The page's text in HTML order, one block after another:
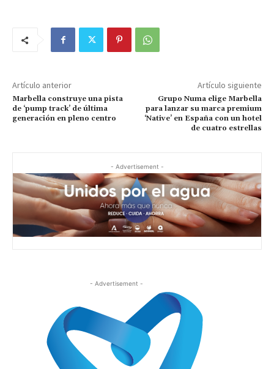
Artículo anterior
Marbella construye una pista
de ‘pump track’ de última
generación en pleno centro
Artículo siguiente
Grupo Numa elige Marbella
para lanzar su marca premium
‘Native’ en España con un hotel
de cuatro estrellas
- Advertisement -
- Advertisement -